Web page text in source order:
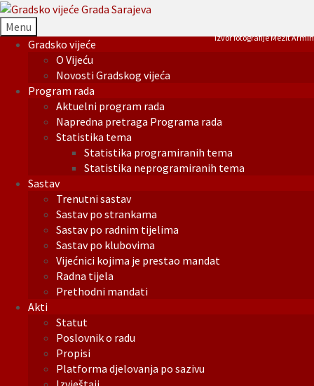
Menu
Gradsko vijeće
O Vijeću
Novosti Gradskog vijeća
Program rada
Aktuelni program rada
Napredna pretraga Programa rada
Statistika tema
Statistika programiranih tema
Statistika neprogramiranih tema
Sastav
Trenutni sastav
Sastav po strankama
Sastav po radnim tijelima
Sastav po klubovima
Vijećnici kojima je prestao mandat
Radna tijela
Prethodni mandati
Akti
Statut
Poslovnik o radu
Propisi
Platforma djelovanja po sazivu
Izvor fotografije Mezit Armin